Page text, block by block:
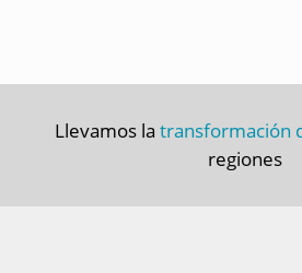
Llevamos la transformación
regiones